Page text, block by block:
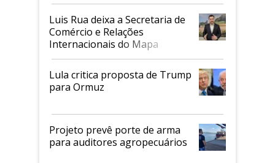
Luis Rua deixa a Secretaria de
Comércio e Relações
Internacionais do Mapa
Lula critica proposta de Trump
para Ormuz
Projeto prevê porte de arma
para auditores agropecuários